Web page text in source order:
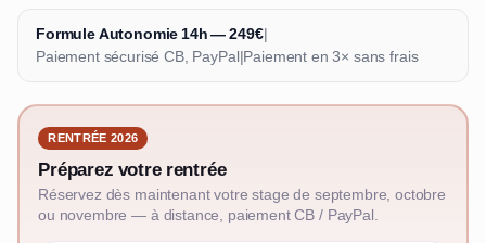
Formule Autonomie 14h — 249€|
Paiement sécurisé CB, PayPal|Paiement en 3× sans frais
RENTRÉE 2026
Préparez votre rentrée
Réservez dès maintenant votre stage de septembre, octobre
ou novembre — à distance, paiement CB / PayPal.